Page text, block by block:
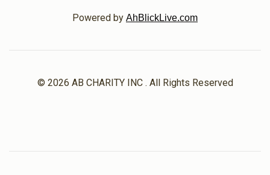
Powered by AhBlickLive.com
© 2026 AB CHARITY INC . All Rights Reserved